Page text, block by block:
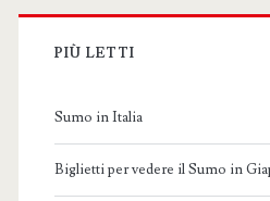
PIÙ LETTI
Sumo in Italia
Biglietti per vedere il Sumo in